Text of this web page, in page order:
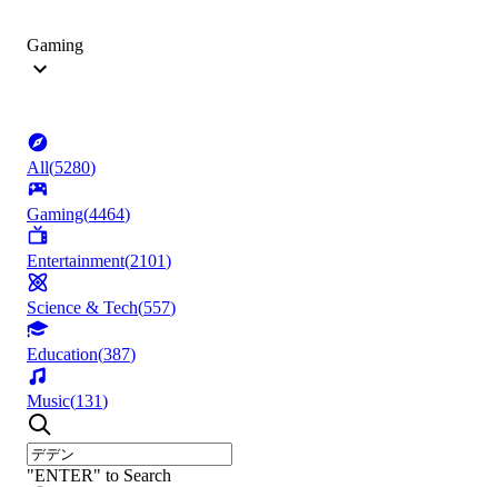
Gaming
All(5280)
Gaming(4464)
Entertainment(2101)
Science & Tech(557)
Education(387)
Music(131)
"ENTER" to Search